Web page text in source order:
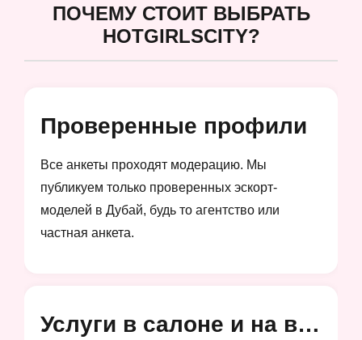
ПОЧЕМУ СТОИТ ВЫБРАТЬ
HOTGIRLSCITY?
Проверенные профили
Все анкеты проходят модерацию. Мы
публикуем только проверенных эскорт-
моделей в Дубай, будь то агентство или
частная анкета.
Услуги в салоне и на выезд